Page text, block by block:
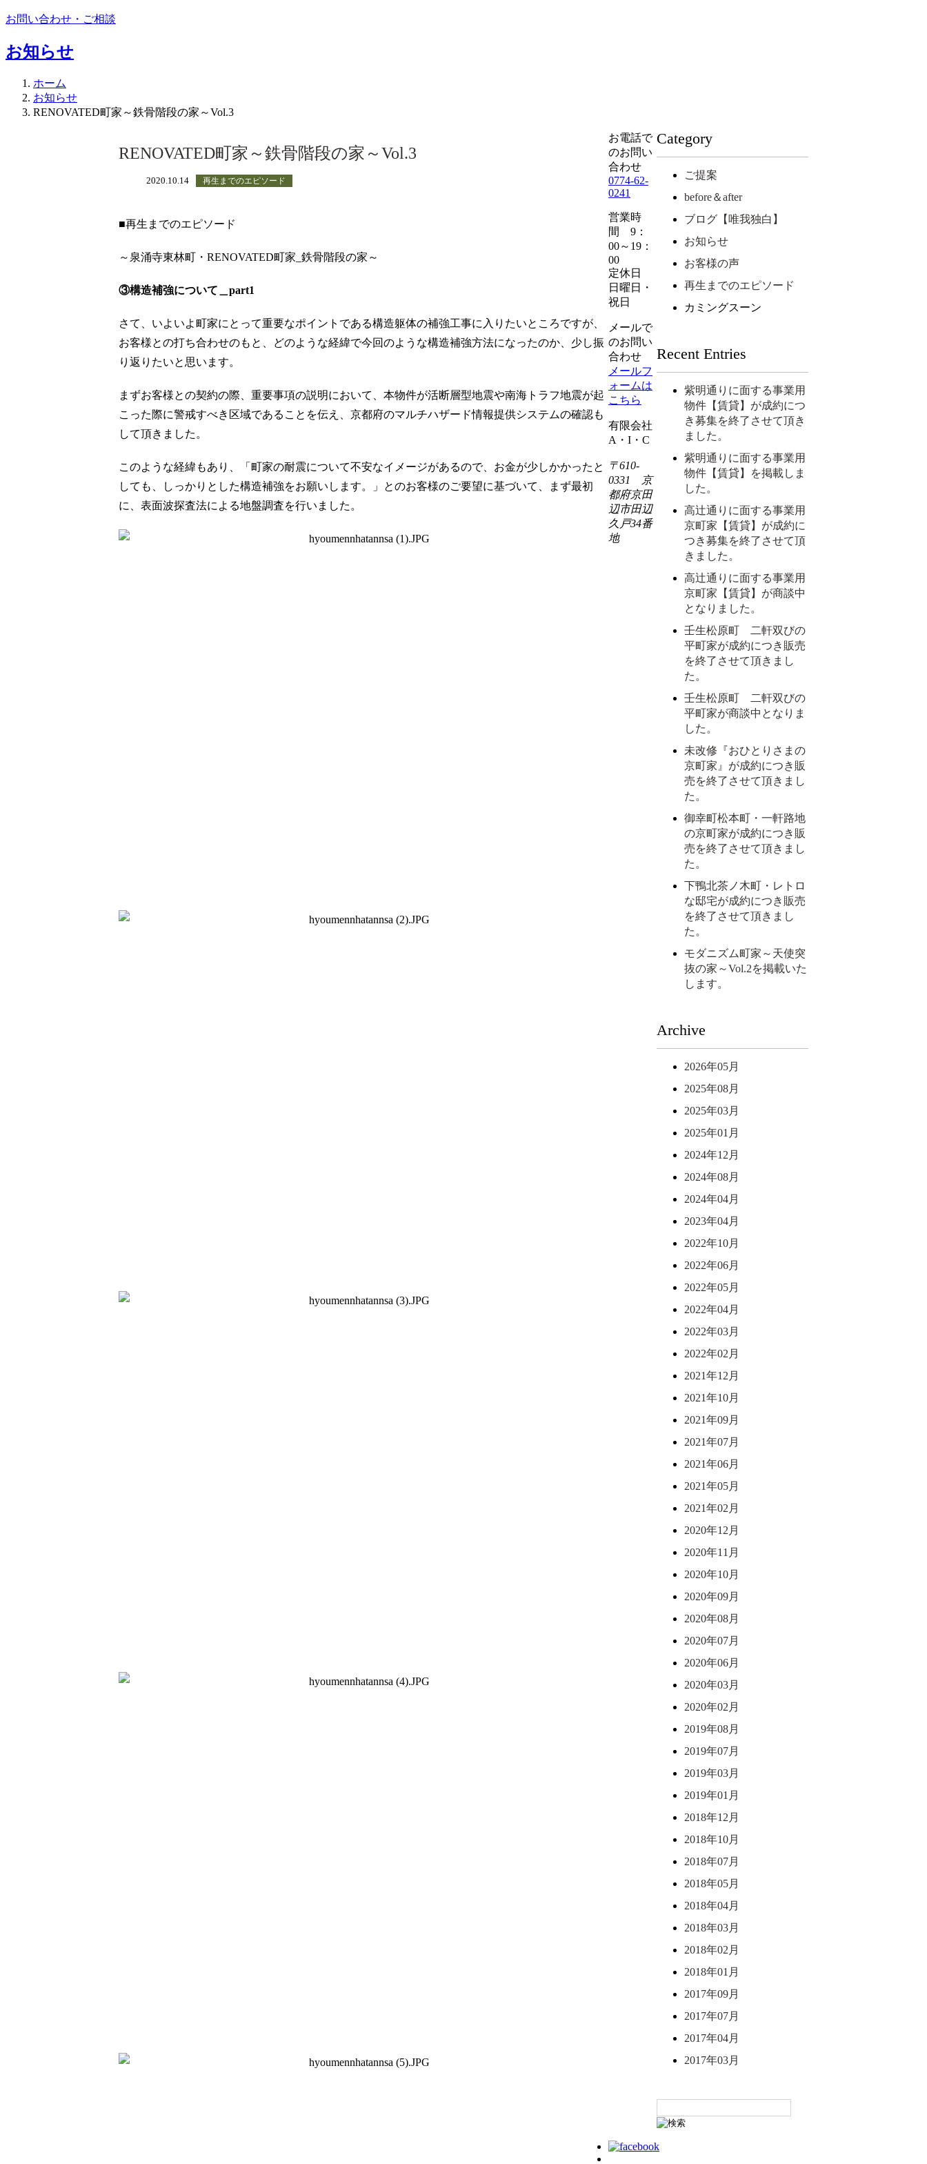
お問い合わせ・ご相談
お知らせ
ホーム
お知らせ
RENOVATED町家～鉄骨階段の家～Vol.3
RENOVATED町家～鉄骨階段の家～Vol.3
2020.10.14 再生までのエピソード
■再生までのエピソード
～泉涌寺東林町・RENOVATED町家_鉄骨階段の家～
③構造補強について ＿part1
さて、いよいよ町家にとって重要なポイントである構造躯体の補強工事に入りたいところですが、
お客様との打ち合わせのもと、どのような経緯で今回のような構造補強方法になったのか、少し振
り返りたいと思います。
まずお客様との契約の際、重要事項の説明において、本物件が活断層型地震や南海トラフ地震が起
こった際に警戒すべき区域であることを伝え、京都府のマルチハザード情報提供システムの確認も
して頂きました。
このような経緯もあり、「町家の耐震について不安なイメージがあるので、お金が少しかかったと
しても、しっかりとした構造補強をお願いします。」とのお客様のご要望に基づいて、まず最初
に、表面波探査法による地盤調査を行いました。
Category
ご提案
before＆after
ブログ【唯我独白】
お知らせ
お客様の声
再生までのエピソード
カミングスーン
Recent Entries
紫明通りに面する事業用
物件【賃貸】が成約につ
き募集を終了させて頂き
ました。
紫明通りに面する事業用
物件【賃貸】を掲載しま
した。
高辻通りに面する事業用
京町家【賃貸】が成約に
つき募集を終了させて頂
きました。
高辻通りに面する事業用
京町家【賃貸】が商談中
となりました。
壬生松原町 二軒双びの
平町家が成約につき販売
を終了させて頂きまし
た。
壬生松原町 二軒双びの
平町家が商談中となりま
した。
未改修『おひとりさまの
京町家』が成約につき販
売を終了させて頂きまし
た。
御幸町松本町・一軒路地
の京町家が成約につき販
売を終了させて頂きまし
た。
下鴨北茶ノ木町・レトロ
な邸宅が成約につき販売
を終了させて頂きまし
た。
モダニズム町家～天使突
抜の家～Vol.2を掲載いた
します。
Archive
2026年05月
2025年08月
2025年03月
2025年01月
2024年12月
2024年08月
2024年04月
2023年04月
2022年10月
2022年06月
2022年05月
2022年04月
2022年03月
2022年02月
2021年12月
2021年10月
2021年09月
2021年07月
2021年06月
2021年05月
2021年02月
2020年12月
2020年11月
2020年10月
2020年09月
2020年08月
2020年07月
2020年06月
2020年03月
2020年02月
2019年08月
2019年07月
2019年03月
2019年01月
2018年12月
2018年10月
2018年07月
2018年05月
2018年04月
2018年03月
2018年02月
2018年01月
2017年09月
2017年07月
2017年04月
2017年03月
お電話で
のお問い
合わせ
0774-62-
0241
営業時
間 9：
00～19：
00
定休日
日曜日・
祝日
メールで
のお問い
合わせ
メールフ
ォームは
こちら
有限会社
A・I・C
〒610-
0331 京
都府京田
辺市田辺
久戸34番
地